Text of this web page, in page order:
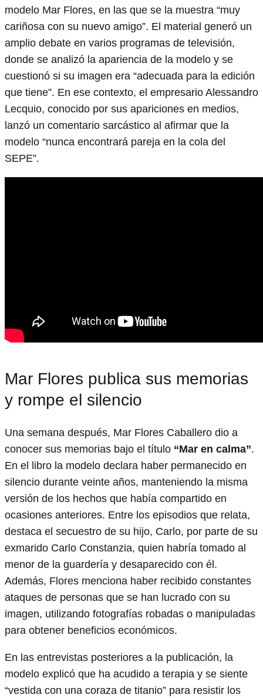
modelo Mar Flores, en las que se la muestra “muy
cariñosa con su nuevo amigo”. El material generó un
amplio debate en varios programas de televisión,
donde se analizó la apariencia de la modelo y se
cuestionó si su imagen era “adecuada para la edición
que tiene”. En ese contexto, el empresario Alessandro
Lecquio, conocido por sus apariciones en medios,
lanzó un comentario sarcástico al afirmar que la
modelo “nunca encontrará pareja en la cola del
SEPE”.
Mar Flores publica sus memorias
y rompe el silencio
Una semana después, Mar Flores Caballero dio a
conocer sus memorias bajo el título “Mar en calma”.
En el libro la modelo declara haber permanecido en
silencio durante veinte años, manteniendo la misma
versión de los hechos que había compartido en
ocasiones anteriores. Entre los episodios que relata,
destaca el secuestro de su hijo, Carlo, por parte de su
exmarido Carlo Constanzia, quien habría tomado al
menor de la guardería y desaparecido con él.
Además, Flores menciona haber recibido constantes
ataques de personas que se han lucrado con su
imagen, utilizando fotografías robadas o manipuladas
para obtener beneficios económicos.
En las entrevistas posteriores a la publicación, la
modelo explicó que ha acudido a terapia y se siente
“vestida con una coraza de titanio” para resistir los